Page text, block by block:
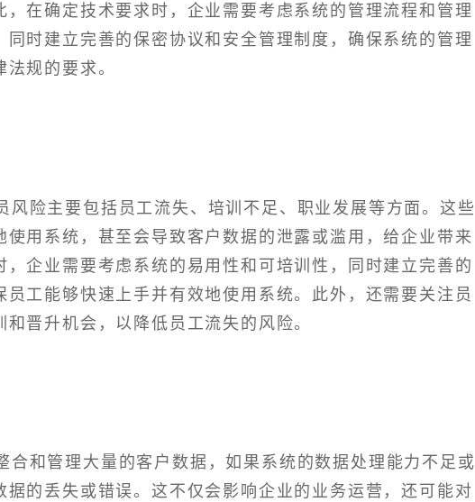
在确定技术要求时，企业需要考虑系统的管理流程和管理
时建立完善的保密协议和安全管理制度，确保系统的管理
规的要求。
风险主要包括员工流失、培训不足、职业发展等方面。这些
用系统，甚至会导致客户数据的泄露或滥用，给企业带来
企业需要考虑系统的易用性和可培训性，同时建立完善的
工能够快速上手并有效地使用系统。此外，还需要关注员
晋升机会，以降低员工流失的风险。
合和管理大量的客户数据，如果系统的数据处理能力不足或
的丢失或错误。这不仅会影响企业的业务运营，还可能对